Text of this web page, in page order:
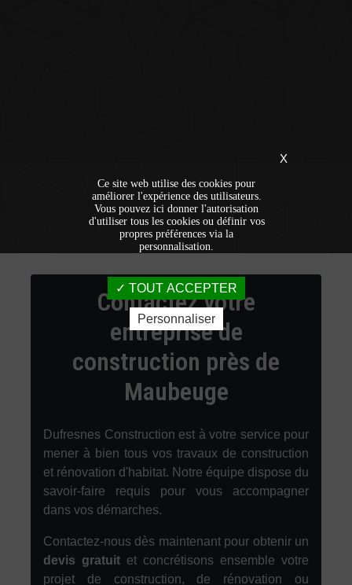
Contactez votre
entreprise de
construction près de
Maubeuge
Dufresnes Construction est à votre service pour
mener à bien tous vos travaux de construction
et rénovation d'habitat. Notre équipe dispose du
savoir-faire requis pour vous accompagner
dans vos démarches.
Contactez-nous dès maintenant pour obtenir un
devis gratuit et concrétisons ensemble votre
projet de construction, de rénovation ou
X
Ce site web utilise des cookies pour
améliorer l'expérience des utilisateurs.
Vous pouvez ici donner l'autorisation
d'utiliser tous les cookies ou définir vos
propres préférences via la
personnalisation.
TOUT ACCEPTER
Personnaliser